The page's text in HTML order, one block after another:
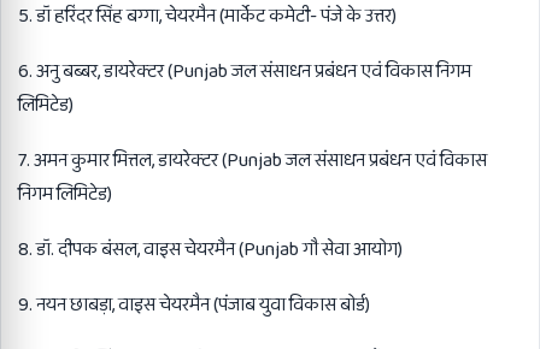
5. डॉ हरिंदर सिंह बग्गा, चेयरमैन (मार्केट कमेटी- पंजे के उत्तर)
6. अनु बब्बर, डायरेक्टर (Punjab जल संसाधन प्रबंधन एवं विकास निगम
लिमिटेड)
7. अमन कुमार मित्तल, डायरेक्टर (Punjab जल संसाधन प्रबंधन एवं विकास
निगम लिमिटेड)
8. डॉ. दीपक बंसल, वाइस चेयरमैन (Punjab गौ सेवा आयोग)
9. नयन छाबड़ा, वाइस चेयरमैन (पंजाब युवा विकास बोर्ड)